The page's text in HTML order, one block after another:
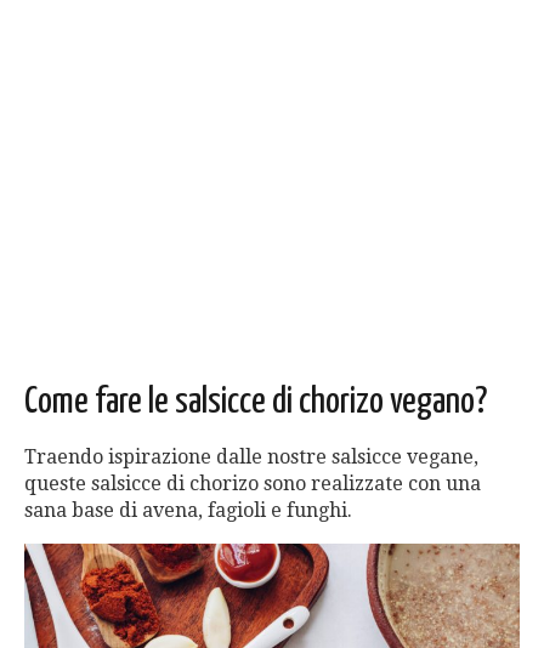
Come fare le salsicce di chorizo vegano?
Traendo ispirazione dalle nostre salsicce vegane,
queste salsicce di chorizo sono realizzate con una
sana base di avena, fagioli e funghi.